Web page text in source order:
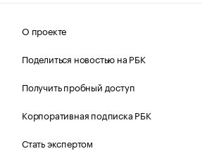
О проекте
Поделиться новостью на РБК
Получить пробный доступ
Корпоративная подписка РБК
Стать экспертом